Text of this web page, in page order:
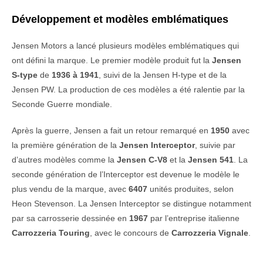
Développement et modèles emblématiques
Jensen Motors a lancé plusieurs modèles emblématiques qui
ont défini la marque. Le premier modèle produit fut la Jensen
S-type de 1936 à 1941, suivi de la Jensen H-type et de la
Jensen PW. La production de ces modèles a été ralentie par la
Seconde Guerre mondiale.
Après la guerre, Jensen a fait un retour remarqué en 1950 avec
la première génération de la Jensen Interceptor, suivie par
d’autres modèles comme la Jensen C-V8 et la Jensen 541. La
seconde génération de l’Interceptor est devenue le modèle le
plus vendu de la marque, avec 6407 unités produites, selon
Heon Stevenson. La Jensen Interceptor se distingue notamment
par sa carrosserie dessinée en 1967 par l’entreprise italienne
Carrozzeria Touring, avec le concours de Carrozzeria Vignale.